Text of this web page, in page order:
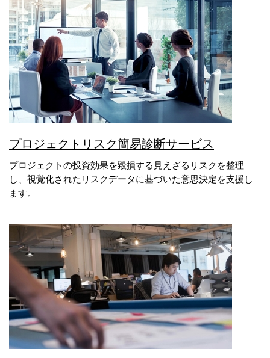
プロジェクトリスク簡易診断サービス
プロジェクトの投資効果を毀損する見えざるリスクを整理
し、視覚化されたリスクデータに基づいた意思決定を支援し
ます。